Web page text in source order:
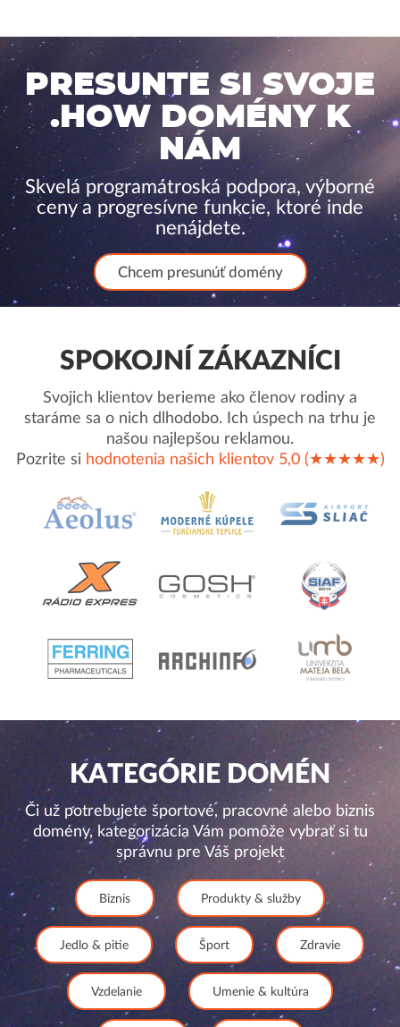
PRESUNTE SI SVOJE
.HOW DOMÉNY K
NÁM
Skvelá programátroská podpora, výborné
ceny a progresívne funkcie, ktoré inde
nenájdete.
Chcem presunúť domény
SPOKOJNÍ ZÁKAZNÍCI
Svojich klientov berieme ako členov rodiny a
staráme sa o nich dlhodobo. Ich úspech na trhu je
našou najlepšou reklamou.
Pozrite si hodnotenia našich klientov 5,0 (★★★★★)
KATEGÓRIE DOMÉN
Či už potrebujete športové, pracovné alebo biznis
domény, kategorizácia Vám pomôže vybrať si tu
správnu pre Váš projekt
Biznis Produkty & služby
Jedlo & pitie Šport Zdravie
Vzdelanie Umenie & kultúra